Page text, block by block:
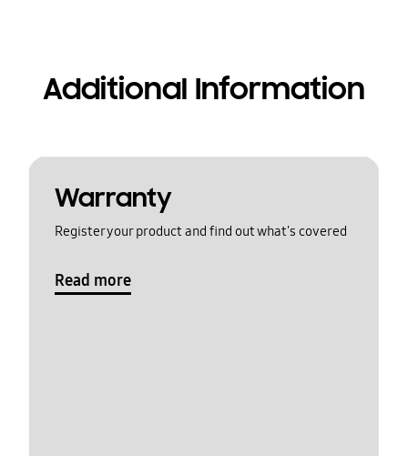
Additional Information
Warranty
Register your product and find out what's covered
Read more